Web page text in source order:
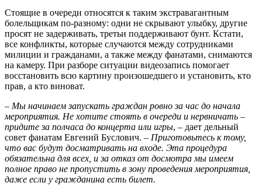
Стоящие в очереди относятся к таким экстравагантным
болельщикам по-разному: одни не скрывают улыбку, другие
просят не задерживать, третьи поддерживают бунт. Кстати,
все конфликты, которые случаются между сотрудниками
милиции и гражданами, а также между фанатами, снимаются
на камеру. При разборе ситуации видеозапись помогает
восстановить всю картину произошедшего и установить, кто
прав, а кто виноват.
– Мы начинаем запускать граждан ровно за час до начала
мероприятия. Не хотите стоять в очереди и нервничать –
придите за полчаса до концерта или игры, – дает дельный
совет фанатам Евгений Буслович. – Приготовьтесь к тому,
что вас будут досматривать на входе. Эта процедура
обязательна для всех, и за отказ от досмотра мы имеем
полное право не пропустить в зону проведения мероприятия,
даже если у гражданина есть билет.